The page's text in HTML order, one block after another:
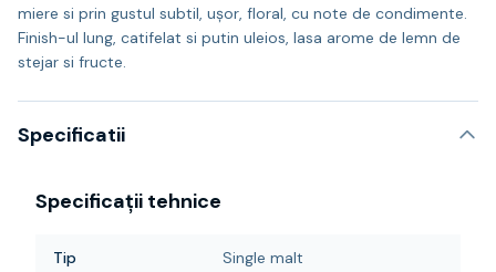
miere si prin gustul subtil, ușor, floral, cu note de condimente.
Finish-ul lung, catifelat si putin uleios, lasa arome de lemn de
stejar si fructe.
Specificatii
Specificații tehnice
Tip Single malt